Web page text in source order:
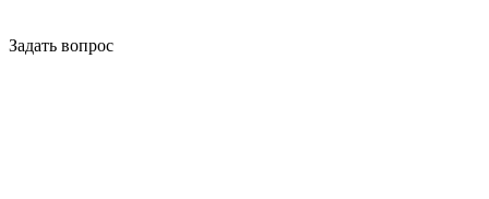
Задать вопрос